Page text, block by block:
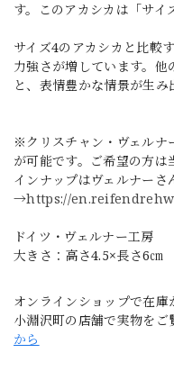
す。このアカシカは「サイ
サイズ4のアカシカと比較
力強さが増しています。他
と、表情豊かな情景が生み
※クリスチャン・ヴェルナ
が可能です。ご希望の方
インナップはヴェルナーさ
→https://
ドイツ・ヴェルナー工房
大きさ：高さ4.5×長さ6㎝
オンラインショップで在庫
小淵沢町の店舗で実物をご
から